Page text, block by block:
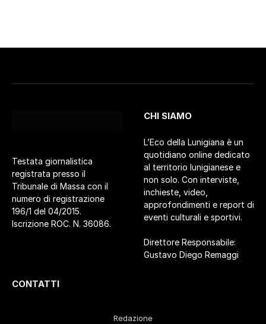
Testata giornalistica
registrata presso il
Tribunale di Massa con il
numero di registrazione
196/1 del 04/2015.
Iscrizione ROC. N. 36086.
CHI SIAMO
L’Eco della Lunigiana è un
quotidiano online dedicato
al territorio lunigianese e
non solo. Con interviste,
inchieste, video,
approfondimenti e report di
eventi culturali e sportivi.
Direttore Responsabile:
Gustavo Diego Remaggi
CONTATTI
Redazione